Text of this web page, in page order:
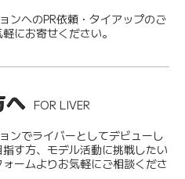
ンへのPR依頼・タイアップのご
にお寄せください。
へ FOR LIVER
ンでライバーとしてデビューし
す方、モデル活動に挑戦したい
ームよりお気軽にご相談くださ